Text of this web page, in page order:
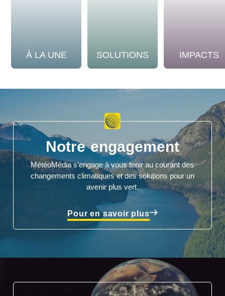
À LA UNE SOLUTIONS IMPACTS
Notre engagement
MétéoMédia s’engage à vous tenir au courant des
changements climatiques et des solutions pour un
avenir plus vert.
Pour en savoir plus